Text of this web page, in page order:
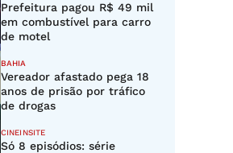
Prefeitura pagou R$ 49 mil
em combustível para carro
de motel
BAHIA
Vereador afastado pega 18
anos de prisão por tráfico
de drogas
CINEINSITE
Só 8 episódios: série